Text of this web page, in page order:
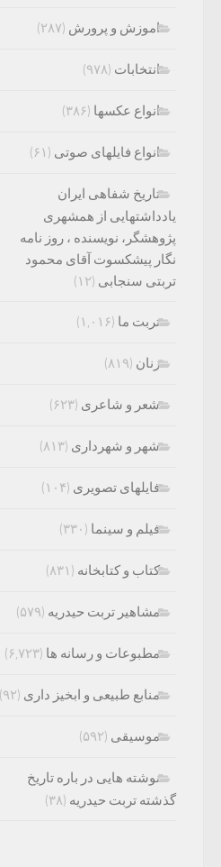
اموزش و پرورش (۲۸۷)
انتخابات (۹۷۸)
انواع عکسها (۳۸۶)
انواع فایلهای صوتی (۶۱)
تاریخ شفاهی ایران
یادداشتهایی از همشهری
پژوهشگر، نویسنده ، روز نامه
نگار پیشکسوت آقای محمود
تربتی سنجابی (۱۲)
تربت ما (۱,۰۱۶)
زنان (۸۱۹)
شعر و شاعری (۶۲۳)
شهر و شهرداری (۸۱۳)
فایلهای تصویری (۱۰۴)
فیلم و سینما (۳۳۰)
کتاب و کتابخانه (۸۳۱)
مشاهیر تربت حیدریه (۵۷۹)
مطبوعات و رسانه ها (۶,۷۲۳)
منابع طبیعی و ابخیز داری (۹۲)
موسیقی (۵۹۲)
نوشته هایی در باره تاریخ
گذشته تربت حیدریه (۳۸)